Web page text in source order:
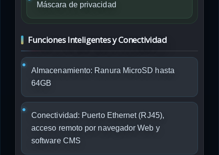
Máscara de privacidad
Funciones Inteligentes y Conectividad
Almacenamiento: Ranura MicroSD hasta
64GB
Conectividad: Puerto Ethernet (RJ45),
acceso remoto por navegador Web y
software CMS